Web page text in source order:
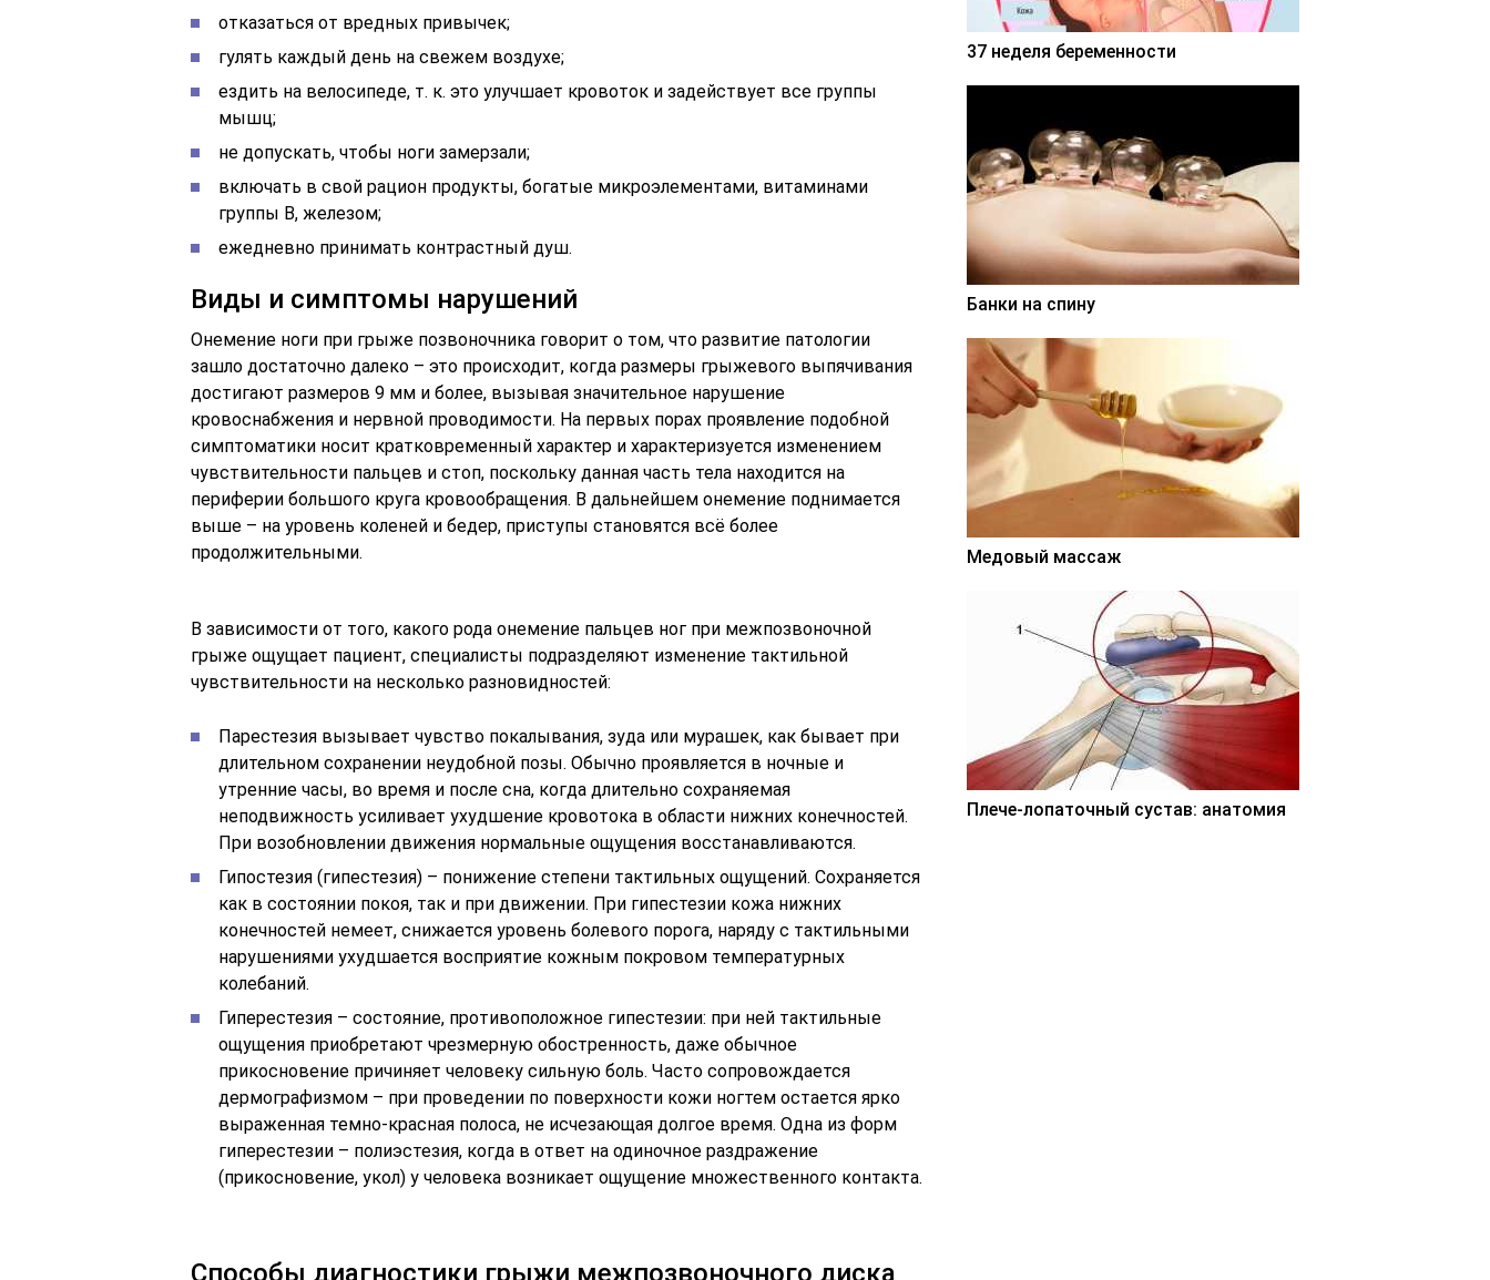
отказаться от вредных привычек;
гулять каждый день на свежем воздухе;
ездить на велосипеде, т. к. это улучшает кровоток и задействует все группы
мышц;
не допускать, чтобы ноги замерзали;
включать в свой рацион продукты, богатые микроэлементами, витаминами
группы B, железом;
ежедневно принимать контрастный душ.
Виды и симптомы нарушений
Онемение ноги при грыже позвоночника говорит о том, что развитие патологии
зашло достаточно далеко – это происходит, когда размеры грыжевого выпячивания
достигают размеров 9 мм и более, вызывая значительное нарушение
кровоснабжения и нервной проводимости. На первых порах проявление подобной
симптоматики носит кратковременный характер и характеризуется изменением
чувствительности пальцев и стоп, поскольку данная часть тела находится на
периферии большого круга кровообращения. В дальнейшем онемение поднимается
выше – на уровень коленей и бедер, приступы становятся всё более
продолжительными.
В зависимости от того, какого рода онемение пальцев ног при межпозвоночной
грыже ощущает пациент, специалисты подразделяют изменение тактильной
чувствительности на несколько разновидностей:
Парестезия вызывает чувство покалывания, зуда или мурашек, как бывает при
длительном сохранении неудобной позы. Обычно проявляется в ночные и
утренние часы, во время и после сна, когда длительно сохраняемая
неподвижность усиливает ухудшение кровотока в области нижних конечностей.
При возобновлении движения нормальные ощущения восстанавливаются.
Гипостезия (гипестезия) – понижение степени тактильных ощущений. Сохраняется
как в состоянии покоя, так и при движении. При гипестезии кожа нижних
конечностей немеет, снижается уровень болевого порога, наряду с тактильными
нарушениями ухудшается восприятие кожным покровом температурных
колебаний.
Гиперестезия – состояние, противоположное гипестезии: при ней тактильные
ощущения приобретают чрезмерную обостренность, даже обычное
прикосновение причиняет человеку сильную боль. Часто сопровождается
дермографизмом – при проведении по поверхности кожи ногтем остается ярко
выраженная темно-красная полоса, не исчезающая долгое время. Одна из форм
гиперестезии – полиэстезия, когда в ответ на одиночное раздражение
(прикосновение, укол) у человека возникает ощущение множественного контакта.
Способы диагностики грыжи межпозвоночного диска
37 неделя беременности
Банки на спину
Медовый массаж
Плече-лопаточный сустав: анатомия